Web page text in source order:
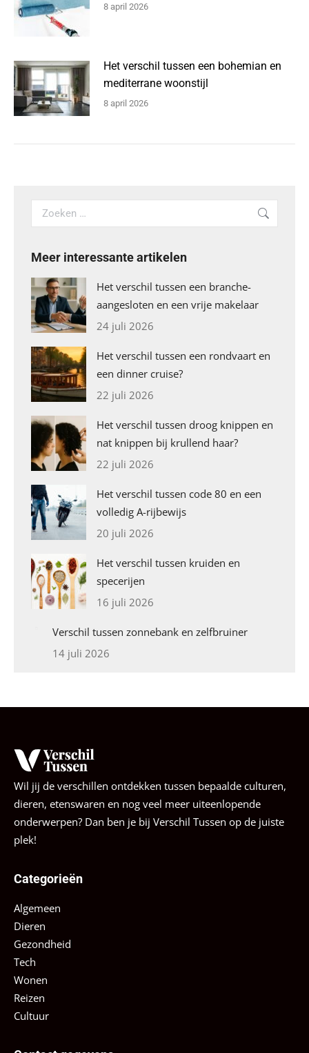
8 april 2026
Het verschil tussen een bohemian en
mediterrane woonstijl
8 april 2026
Search:
Meer interessante artikelen
Het verschil tussen een branche-
aangesloten en een vrije makelaar
24 juli 2026
Het verschil tussen een rondvaart en
een dinner cruise?
22 juli 2026
Het verschil tussen droog knippen en
nat knippen bij krullend haar?
22 juli 2026
Het verschil tussen code 80 en een
volledig A-rijbewijs
20 juli 2026
Het verschil tussen kruiden en
specerijen
16 juli 2026
Verschil tussen zonnebank en zelfbruiner
14 juli 2026
Wil jij de verschillen ontdekken tussen bepaalde culturen,
dieren, etenswaren en nog veel meer uiteenlopende
onderwerpen? Dan ben je bij Verschil Tussen op de juiste
plek!
Categorieën
Algemeen
Dieren
Gezondheid
Tech
Wonen
Reizen
Cultuur